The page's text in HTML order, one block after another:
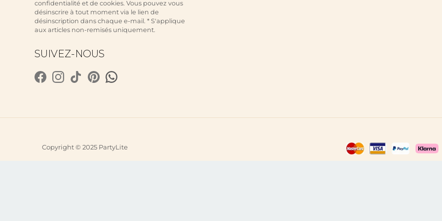
confidentialité et de cookies. Vous pouvez vous
désinscrire à tout moment via le lien de
désinscription dans chaque e-mail. * S'applique
aux articles non-remisés uniquement.
SUIVEZ-NOUS
Copyright © 2025 PartyLite